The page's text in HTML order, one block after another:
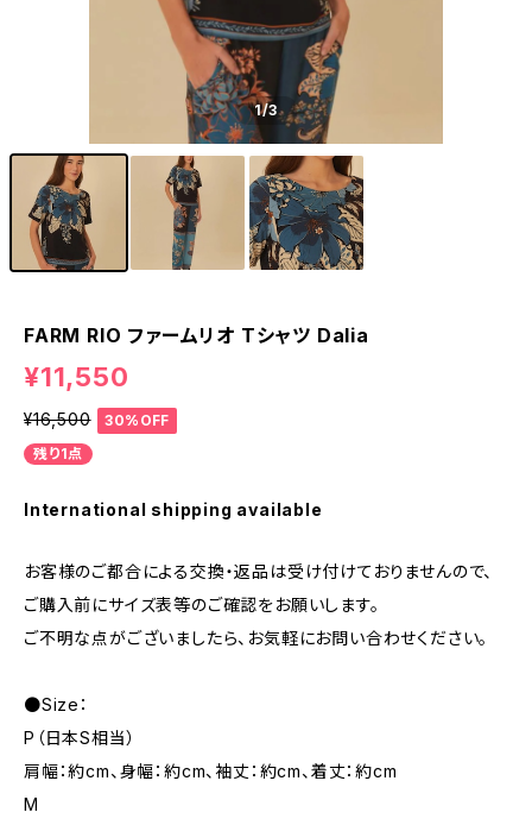
1/3
FARM RIO ファームリオ Tシャツ Dalia
¥11,550
¥16,500
30%OFF
残り1点
International shipping available
お客様のご都合による交換・返品は受け付けておりませんので、
ご購入前にサイズ表等のご確認をお願いします。
ご不明な点がございましたら、お気軽にお問い合わせください。
●Size：
P（日本S相当）
肩幅：約cm、身幅：約cm、袖丈：約cm、着丈：約cm
M